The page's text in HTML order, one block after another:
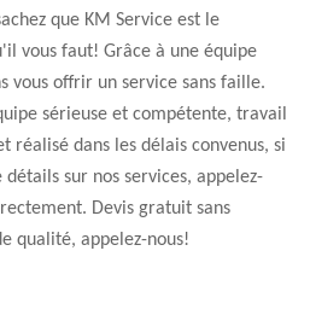
que KM Service est le
vous faut! Grâce à une équipe
vous offrir un service sans faille.
sérieuse et compétente, travail
réalisé dans les délais convenus, si
détails sur nos services, appelez-
Devis gratuit sans
qualité, appelez-nous!